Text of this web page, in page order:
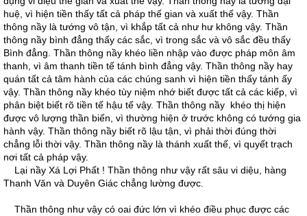
huệ, vì hiện tiền thấy tất cả pháp thế gian và xuất thế vậy. Thần
thông nầy là tướng vô tận, vì khắp tất cả như hư không vậy. Thần
thông nầy bình đẳng thấy các sắc, vì trong sắc và vô sắc đều thấy
Bình đẳng. Thần thông nầy khéo liền nhập vào được pháp môn âm
thanh, vì âm thanh tiền tế tánh bình đẳng vậy. Thần thông nầy hay
quán tất cả tâm hành của các chúng sanh vì hiện tiền thấy tánh ấy
vậy. Thần thông nầy khéo tùy niệm nhớ biết được tất cả các kiếp, vì
phân biệt biết rõ tiền tế hậu tế vậy. Thần thông nầy khéo thị hiện
được vô lượng thần biến, vì thường hiện ở trước không có tướng gia
hành vậy. Thần thông nầy biết rõ lậu tận, vì phải thời đúng thời
chẳng lỗi thời vậy. Thần thông nầy là thánh xuất thế, vì quyết trạch
nơi tất cả pháp vậy.
Lại nầy Xá Lợi Phất ! Thần thông như vậy rất sâu vi diệu, hàng
Thanh Văn và Duyên Giác chẳng lường được.
Thần thông như vậy có oai đức lớn vì khéo điều phục được các